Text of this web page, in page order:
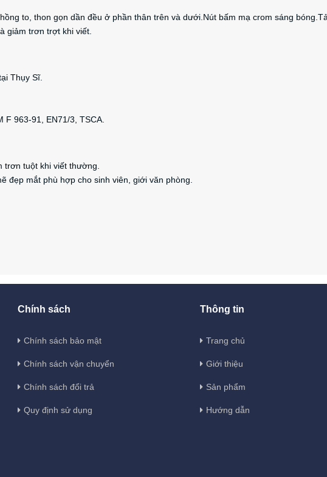
to, thon gọn dần đều ở phần thân trên và dưới.Nút bấm mạ crom sáng
giảm trơn trợt khi viết.
Thụy Sĩ.
F 963-91, EN71/3, TSCA.
tuột khi viết thường.
đẹp mắt phù hợp cho sinh viên, giới văn phòng.
Chính sách
Chính sách bảo mật
Chính sách vận chuyển
Chính sách đổi trả
Quy định sử dụng
Thông tin
Trang chủ
Giới thiệu
Sản phẩm
Hướng dẫn